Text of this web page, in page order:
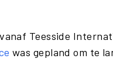
Teesside
was gepland om te